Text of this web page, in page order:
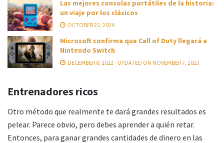
Las mejores consolas portátiles de la historia:
un viaje por los clásicos
OCTOBER 22, 2024
Microsoft confirma que Call of Duty llegará a
Nintendo Switch
DECEMBER 8, 2022 - UPDATED ON NOVEMBER 7, 2023
Entrenadores ricos
Otro método que realmente te dará grandes resultados es
pelear. Parece obvio, pero debes aprender a quién retar.
Entonces, para ganar grandes cantidades de dinero en las